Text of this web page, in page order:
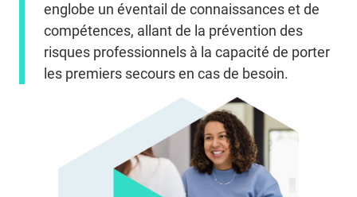
englobe un éventail de connaissances et de
compétences, allant de la prévention des
risques professionnels à la capacité de porter
les premiers secours en cas de besoin.